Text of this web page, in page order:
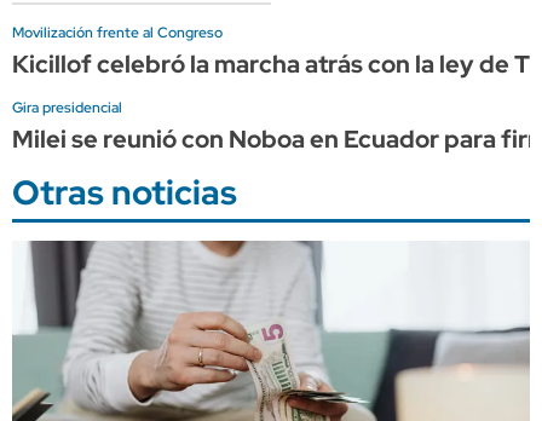
Movilización frente al Congreso
Kicillof celebró la marcha atrás con la ley de
Gira presidencial
Milei se reunió con Noboa en Ecuador para
Otras noticias